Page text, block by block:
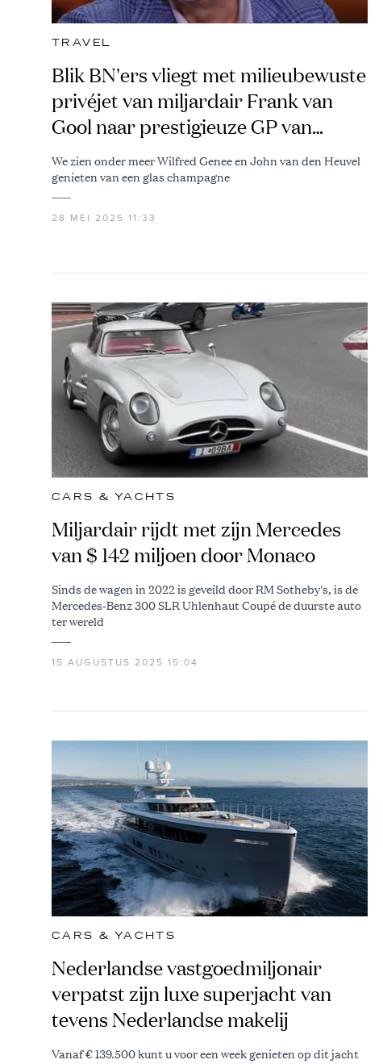
TRAVEL
Blik BN'ers vliegt met milieubewuste
privéjet van miljardair Frank van
Gool naar prestigieuze GP van
Monaco
We zien onder meer Wilfred Genee en John van den Heuvel
genieten van een glas champagne
28 MEI 2025 11:33
CARS & YACHTS
Miljardair rijdt met zijn Mercedes
van $ 142 miljoen door Monaco
Sinds de wagen in 2022 is geveild door RM Sotheby's, is de
Mercedes-Benz 300 SLR Uhlenhaut Coupé de duurste auto
ter wereld
15 AUGUSTUS 2025 15:04
CARS & YACHTS
Nederlandse vastgoedmiljonair
verpatst zijn luxe superjacht van
tevens Nederlandse makelij
Vanaf € 139.500 kunt u voor een week genieten op dit jacht